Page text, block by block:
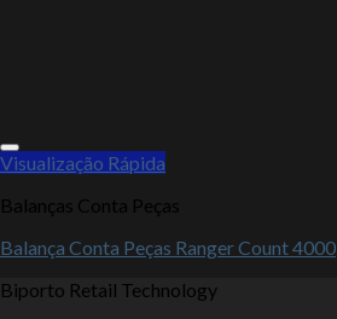
Visualização Rápida
Balanças Conta Peças
Balança Conta Peças Ranger Count 4000
Biporto Retail Technology